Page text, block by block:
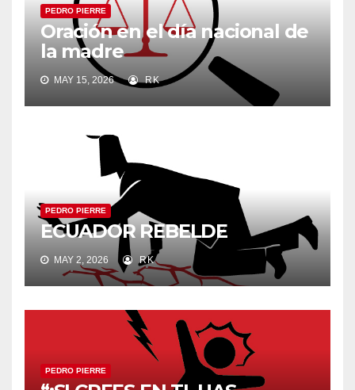
PEDRO PIERRE
Oración en el día nacional de
la madre
MAY 15, 2026 RK
PEDRO PIERRE
ECUADOR REBELDE
MAY 2, 2026 RK
PEDRO PIERRE